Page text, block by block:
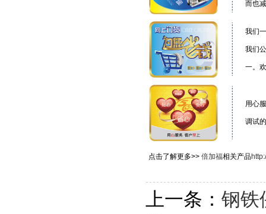
而也
我们
我们
一。
用心
调试
点击了解更多>> 倍加福相关产品
上一条： 钢铁